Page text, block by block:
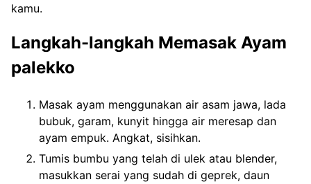
kamu.
Langkah-langkah Memasak Ayam
palekko
Masak ayam menggunakan air asam jawa, lada
bubuk, garam, kunyit hingga air meresap dan
ayam empuk. Angkat, sisihkan.
Tumis bumbu yang telah di ulek atau blender,
masukkan serai yang sudah di geprek, daun